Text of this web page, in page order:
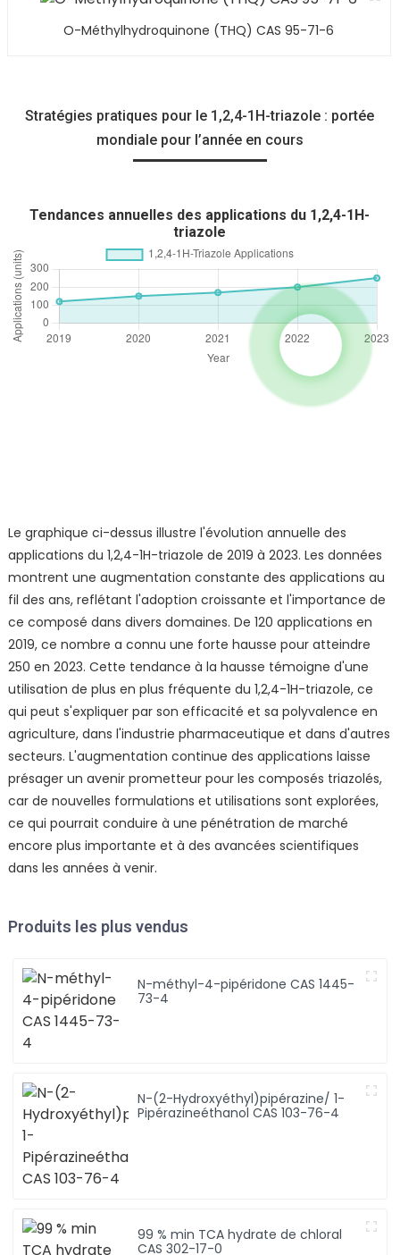
O-Méthylhydroquinone (THQ) CAS 95-71-6
Stratégies pratiques pour le 1,2,4-1H-triazole : portée
mondiale pour l’année en cours
Tendances annuelles des applications du 1,2,4-1H-
triazole
Le graphique ci-dessus illustre l'évolution annuelle des
applications du 1,2,4-1H-triazole de 2019 à 2023. Les données
montrent une augmentation constante des applications au
fil des ans, reflétant l'adoption croissante et l'importance de
ce composé dans divers domaines. De 120 applications en
2019, ce nombre a connu une forte hausse pour atteindre
250 en 2023. Cette tendance à la hausse témoigne d'une
utilisation de plus en plus fréquente du 1,2,4-1H-triazole, ce
qui peut s'expliquer par son efficacité et sa polyvalence en
agriculture, dans l'industrie pharmaceutique et dans d'autres
secteurs. L'augmentation continue des applications laisse
présager un avenir prometteur pour les composés triazolés,
car de nouvelles formulations et utilisations sont explorées,
ce qui pourrait conduire à une pénétration de marché
encore plus importante et à des avancées scientifiques
dans les années à venir.
Produits les plus vendus
N-méthyl-4-pipéridone CAS 1445-
73-4
N-(2-Hydroxyéthyl)pipérazine/ 1-
Pipérazineéthanol CAS 103-76-4
99 % min TCA hydrate de chloral
CAS 302-17-0